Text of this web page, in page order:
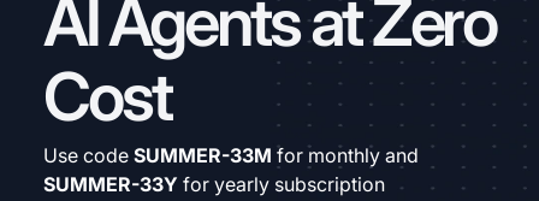
AI Agents at Zero
Cost
Use code SUMMER-33M for monthly and
SUMMER-33Y for yearly subscription